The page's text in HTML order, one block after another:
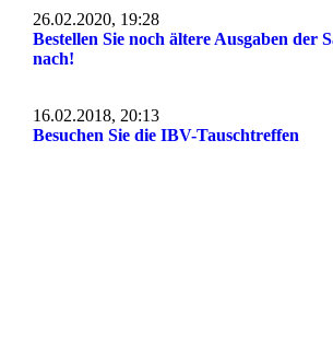
26.02.2020, 19:28
Bestellen Sie noch ältere Ausgaben der
nach!
16.02.2018, 20:13
Besuchen Sie die IBV-Tauschtreffen